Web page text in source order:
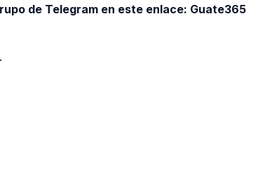
de Telegram en este enlace: Guate365
.